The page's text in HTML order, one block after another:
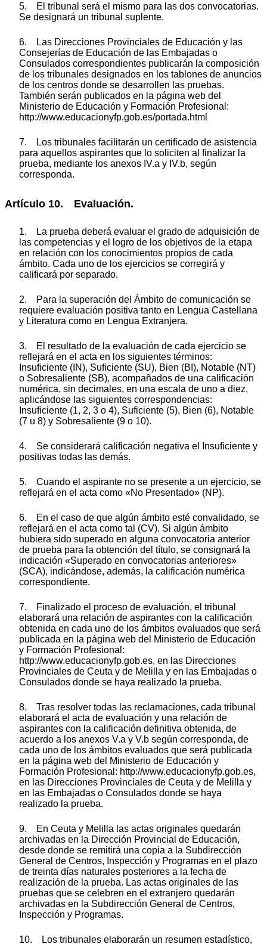
5. El tribunal será el mismo para las dos convocatorias.
Se designará un tribunal suplente.
6. Las Direcciones Provinciales de Educación y las
Consejerías de Educación de las Embajadas o
Consulados correspondientes publicarán la composición
de los tribunales designados en los tablones de anuncios
de los centros donde se desarrollen las pruebas.
También serán publicados en la página web del
Ministerio de Educación y Formación Profesional:
http://www.educacionyfp.gob.es/portada.html
7. Los tribunales facilitarán un certificado de asistencia
para aquellos aspirantes que lo soliciten al finalizar la
prueba, mediante los anexos IV.a y IV.b, según
corresponda.
Artículo 10. Evaluación.
1. La prueba deberá evaluar el grado de adquisición de
las competencias y el logro de los objetivos de la etapa
en relación con los conocimientos propios de cada
ámbito. Cada uno de los ejercicios se corregirá y
calificará por separado.
2. Para la superación del Ámbito de comunicación se
requiere evaluación positiva tanto en Lengua Castellana
y Literatura como en Lengua Extranjera.
3. El resultado de la evaluación de cada ejercicio se
reflejará en el acta en los siguientes términos:
Insuficiente (IN), Suficiente (SU), Bien (BI), Notable (NT)
o Sobresaliente (SB), acompañados de una calificación
numérica, sin decimales, en una escala de uno a diez,
aplicándose las siguientes correspondencias:
Insuficiente (1, 2, 3 o 4), Suficiente (5), Bien (6), Notable
(7 u 8) y Sobresaliente (9 o 10).
4. Se considerará calificación negativa el Insuficiente y
positivas todas las demás.
5. Cuando el aspirante no se presente a un ejercicio, se
reflejará en el acta como «No Presentado» (NP).
6. En el caso de que algún ámbito esté convalidado, se
reflejará en el acta como tal (CV). Si algún ámbito
hubiera sido superado en alguna convocatoria anterior
de prueba para la obtención del título, se consignará la
indicación «Superado en convocatorias anteriores»
(SCA), indicándose, además, la calificación numérica
correspondiente.
7. Finalizado el proceso de evaluación, el tribunal
elaborará una relación de aspirantes con la calificación
obtenida en cada uno de los ámbitos evaluados que será
publicada en la página web del Ministerio de Educación
y Formación Profesional:
http://www.educacionyfp.gob.es, en las Direcciones
Provinciales de Ceuta y de Melilla y en las Embajadas o
Consulados donde se haya realizado la prueba.
8. Tras resolver todas las reclamaciones, cada tribunal
elaborará el acta de evaluación y una relación de
aspirantes con la calificación definitiva obtenida, de
acuerdo a los anexos V.a y V.b según corresponda, de
cada uno de los ámbitos evaluados que será publicada
en la página web del Ministerio de Educación y
Formación Profesional: http://www.educacionyfp.gob.es,
en las Direcciones Provinciales de Ceuta y de Melilla y
en las Embajadas o Consulados donde se haya
realizado la prueba.
9. En Ceuta y Melilla las actas originales quedarán
archivadas en la Dirección Provincial de Educación,
desde donde se remitirá una copia a la Subdirección
General de Centros, Inspección y Programas en el plazo
de treinta días naturales posteriores a la fecha de
realización de la prueba. Las actas originales de las
pruebas que se celebren en el extranjero quedarán
archivadas en la Subdirección General de Centros,
Inspección y Programas.
10. Los tribunales elaborarán un resumen estadístico,